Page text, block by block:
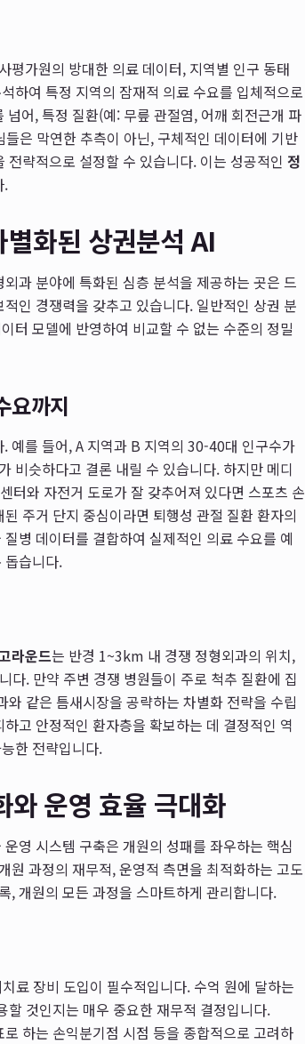
평가원의 방대한 의료 데이터, 지역별 인구 동태
하여 특정 지역의 잠재적 의료 수요를 입체적으로
어, 특정 질환(예: 무릎 관절염, 어깨 회전근개 파
은 막연한 추측이 아닌, 구체적인 데이터에 기반
략적으로 설정할 수 있습니다. 이는 성공적인 정
.
화된 상권분석 AI
과 분야에 특화된 심층 분석을 제공하는 곳은 드
인 경쟁력을 갖추고 있습니다. 일반적인 상권 분
터 모델에 반영하여 비교할 수 없는 수준의 정밀
요까지
예를 들어, A 지역과 B 지역의 30-40대 인구수가
비슷하다고 결론 내릴 수 있습니다. 하지만 메디
터와 자전거 도로가 잘 갖추어져 있다면 스포츠 손
주거 단지 중심이라면 퇴행성 관절 질환 환자의
병 데이터를 결합하여 실제적인 의료 수요를 예
돕습니다.
라운드는 반경 1~3km 내 경쟁 정형외과의 위치,
다. 만약 주변 경쟁 병원들이 주로 척추 질환에 집
같은 틈새시장을 공략하는 차별화 전략을 수립
고 안정적인 환자층을 확보하는 데 결정적인 역
한 전략입니다.
운영 효율 극대화
영 시스템 구축은 개원의 성패를 좌우하는 핵심
원 과정의 재무적, 운영적 측면을 최적화하는 고도
, 개원의 모든 과정을 스마트하게 관리합니다.
료 장비 도입이 필수적입니다. 수억 원에 달하는
것인지는 매우 중요한 재무적 결정입니다.
하는 손익분기점 시점 등을 종합적으로 고려하